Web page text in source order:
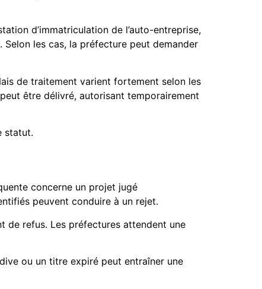
d’immatriculation de l’auto-entreprise,
les cas, la préfecture peut demander
de traitement varient fortement selon les
être délivré, autorisant temporairement
statut.
concerne un projet jugé
peuvent conduire à un rejet.
de refus. Les préfectures attendent une
ou un titre expiré peut entraîner une